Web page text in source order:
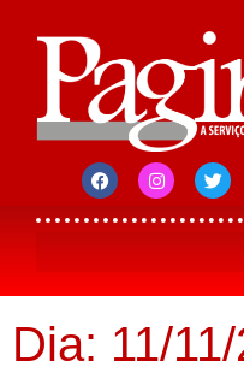
Dia: 11/